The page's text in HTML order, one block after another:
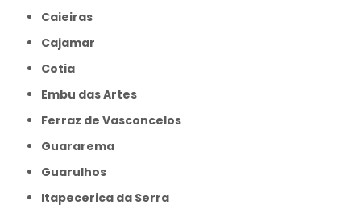
Caieiras
Cajamar
Cotia
Embu das Artes
Ferraz de Vasconcelos
Guararema
Guarulhos
Itapecerica da Serra